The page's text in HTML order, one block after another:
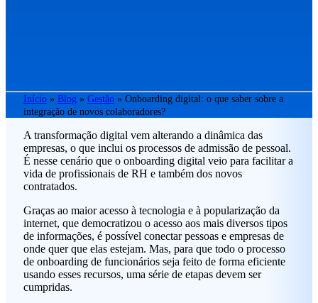
Início » Blog » Gestão » Onboarding digital: o que saber sobre a
integração de novos colaboradores?
A transformação digital vem alterando a dinâmica das
empresas, o que inclui os processos de admissão de pessoal.
É nesse cenário que o onboarding digital veio para facilitar a
vida de profissionais de RH e também dos novos
contratados.
Graças ao maior acesso à tecnologia e à popularização da
internet, que democratizou o acesso aos mais diversos tipos
de informações, é possível conectar pessoas e empresas de
onde quer que elas estejam. Mas, para que todo o processo
de onboarding de funcionários seja feito de forma eficiente
usando esses recursos, uma série de etapas devem ser
cumpridas.